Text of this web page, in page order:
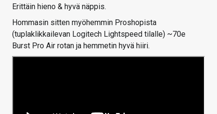
Erittäin hieno & hyvä näppis.
Hommasin sitten myöhemmin Proshopista
(tuplaklikkailevan Logitech Lightspeed tilalle) ~70e
Burst Pro Air rotan ja hemmetin hyvä hiiri.